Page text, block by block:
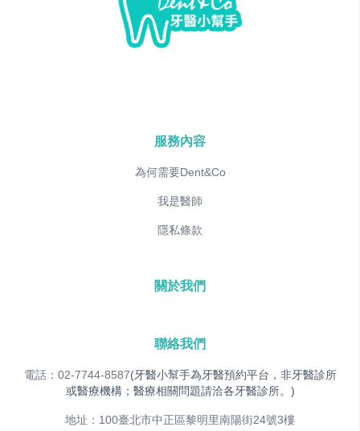
服務內容
為何需要Dent&Co
我是醫師
隱私條款
關於我們
聯絡我們
電話：02-7744-8587(牙醫小幫手為牙醫預約平台，非牙醫診所
或醫療機構；醫療相關問題請洽各牙醫診所。)
地址：100臺北市中正區黎明里南陽街24號3樓